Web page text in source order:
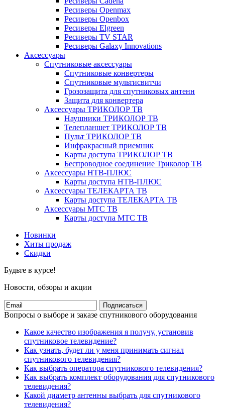
Ресиверы Openmax
Ресиверы Openbox
Ресиверы Elgreen
Ресиверы TV STAR
Ресиверы Galaxy Innovations
Аксессуары
Спутниковые аксессуары
Спутниковые конвертеры
Спутниковые мультисвитчи
Грозозащита для спутниковых антенн
Защита для конвертера
Аксессуары ТРИКОЛОР ТВ
Наушники ТРИКОЛОР ТВ
Телепланшет ТРИКОЛОР ТВ
Пульт ТРИКОЛОР ТВ
Инфракрасный приемник
Карты доступа ТРИКОЛОР ТВ
Беспроводное соединение Триколор ТВ
Аксессуары НТВ-ПЛЮС
Карты доступа НТВ-ПЛЮС
Аксессуары ТЕЛЕКАРТА ТВ
Карты доступа ТЕЛЕКАРТА ТВ
Аксессуары МТС ТВ
Карты доступа МТС ТВ
Новинки
Хиты продаж
Скидки
Будьте в курсе!
Новости, обзоры и акции
Подписаться
Вопросы о выборе и заказе спутникового оборудования
Какое качество изображения я получу, установив
спутниковое телевидение?
Как узнать, будет ли у меня принимать сигнал
спутникового телевидения?
Как выбрать оператора спутникового телевидения?
Как выбрать комплект оборудования для спутникового
телевидения?
Какой диаметр антенны выбрать для спутникового
телевидения?